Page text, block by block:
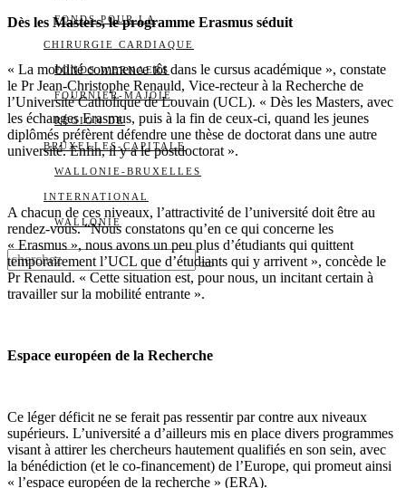
FONDS POUR LA
CHIRURGIE CARDIAQUE
FONDS WERNAERS
FOURNIER-MAJOIE
RÉGION DE
BRUXELLES-CAPITALE
WALLONIE-BRUXELLES
INTERNATIONAL
WALLONIE
Dès les Masters, le programme Erasmus séduit
« La mobilité commence tôt dans le cursus académique », constate
le Pr Jean-Christophe Renauld, Vice-recteur à la Recherche de
l’Université Catholique de Louvain (UCL). « Dès les Masters, avec
les échanges Erasmus, puis à la fin de ceux-ci, quand les jeunes
diplômés préfèrent défendre une thèse de doctorat dans une autre
université. Enfin, il y a le postdoctorat ».
A chacun de ces niveaux, l’attractivité de l’université doit être au
rendez-vous. “Nous constatons qu’en ce qui concerne les
« Erasmus », nous avons un peu plus d’étudiants qui quittent
temporairement l’UCL que d’étudiants qui y arrivent », concède le
Pr Renauld. « Cette situation est, pour nous, un incitant certain à
travailler sur la mobilité entrante ».
Espace européen de la Recherche
Ce léger déficit ne se ferait pas ressentir par contre aux niveaux
supérieurs. L’université a d’ailleurs mis en place divers programmes
visant à attirer les chercheurs hautement qualifiés en son sein, avec
la bénédiction (et le co-financement) de l’Europe, qui promeut ainsi
« l’espace européen de la recherche » (ERA).